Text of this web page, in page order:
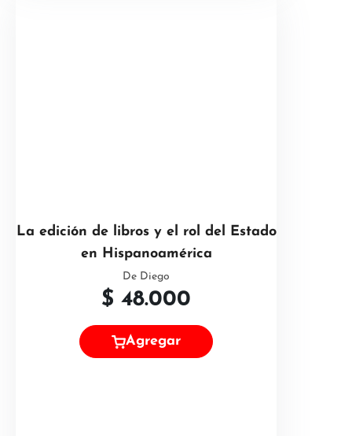
La edición de libros y el rol del Estado
en Hispanoamérica
De Diego
$ 48.000
Agregar